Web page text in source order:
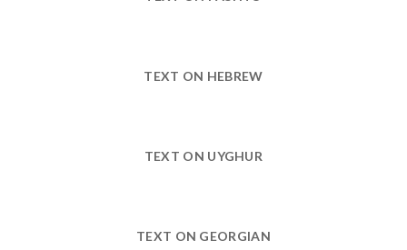
TEXT ON HEBREW
TEXT ON UYGHUR
TEXT ON GEORGIAN